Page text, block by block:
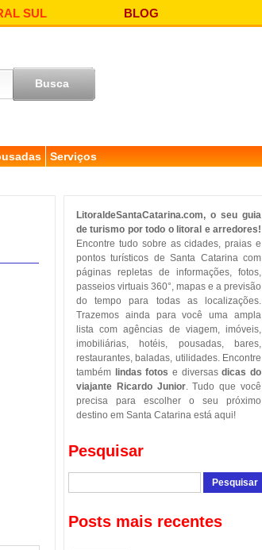
SUL BLOG
Serviços
LitoraldeSantaCatarina.com, o seu guia
de turismo por todo o litoral e arredores!
Encontre tudo sobre as cidades, praias e
pontos turísticos de Santa Catarina com
páginas repletas de informações, fotos,
passeios virtuais 360°, mapas e a previsão
do tempo para todas as localizações.
Trazemos ainda para você uma ampla
lista com agências de viagem, imóveis,
imobiliárias, hotéis, pousadas, bares,
restaurantes, baladas, utilidades. Encontre
também
lindas fotos e diversasdicas do
viajante Ricardo Junior. Tudo que você
precisa para escolher o seu próximo
destino em Santa Catarina está aqui!
Pesquisar
Posts mais recentes